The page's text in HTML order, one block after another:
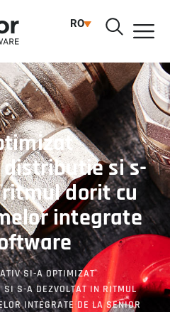
RO
si s-
dorit cu
integrate
SI-A OPTIMIZAT
S-A DEZVOLTAT IN RITMUL
INTEGRATE DE LA SENIOR